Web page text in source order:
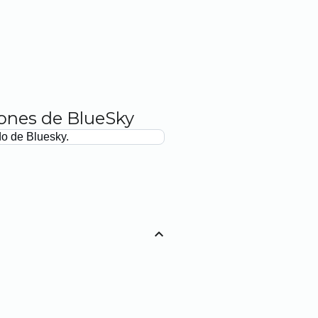
de BlueSky
de Bluesky.
expand_less